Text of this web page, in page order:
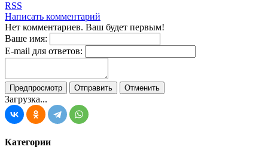
RSS
Написать комментарий
Нет комментариев. Ваш будет первым!
Ваше имя:
E-mail для ответов:
Загрузка...
Категории